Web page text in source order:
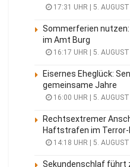
17:31 UHR | 5.
Sommerferien
im Amt Burg
16:17 UHR | 5.
Eisernes Eheglück:
gemeinsame Jahre
16:00 UHR | 5.
Rechtsextremer
Haftstrafen im
14:18 UHR | 5.
Sekundenschlaf führt